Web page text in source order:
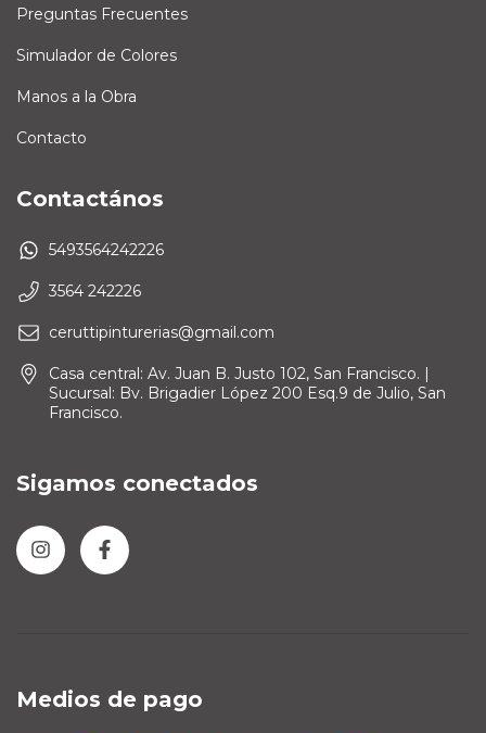
Preguntas Frecuentes
Simulador de Colores
Manos a la Obra
Contacto
Contactános
5493564242226
3564 242226
ceruttipinturerias@gmail.com
Casa central: Av. Juan B. Justo 102, San Francisco. |
Sucursal: Bv. Brigadier López 200 Esq.9 de Julio, San
Francisco.
Sigamos conectados
Medios de pago